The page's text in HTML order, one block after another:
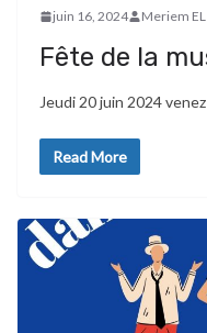
juin 16, 2024 Meriem
Fête de la
Jeudi 20 juin 2024
Read More